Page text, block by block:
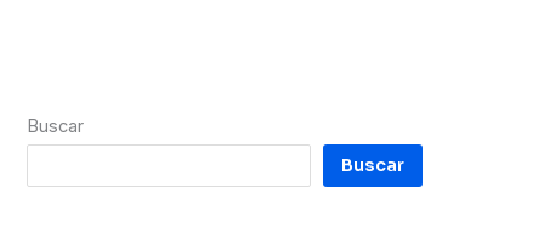
Buscar
Buscar